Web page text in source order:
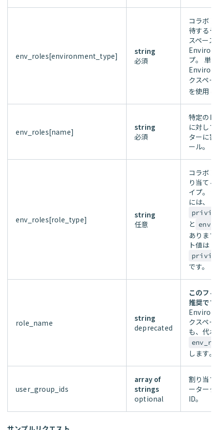
env_roles[environment_type]
string
必須
コラボレ
待する予
スペース
プ。 単一
クスペー
を使用し
env_roles[name]
string
必須
特定の
に対し
ターに割
ール。
env_roles[role_type]
string
任意
コラボレ
り当て
イプ。
には、
と
あります
ト値は
です。
role_name
string
deprecated
このフ
推奨です
クスペー
も、代わ
します。
user_group_ids
array of
strings
optional
割り当て
ーターグ
ID。